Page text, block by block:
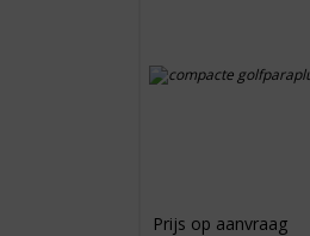
Prijs op aanvraag